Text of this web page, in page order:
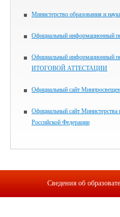
Министерство образования и
Официальный информационный
Официальный
ИТОГОВОЙ АТТЕСТАЦИИ
Официальный сайт
Официальный сайт Министерства
Российской Федерации
Сведения об